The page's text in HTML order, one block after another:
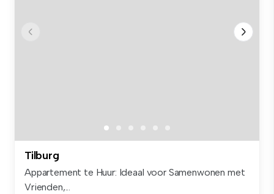
Tilburg
Appartement te Huur: Ideaal voor Samenwonen met
Vrienden,...